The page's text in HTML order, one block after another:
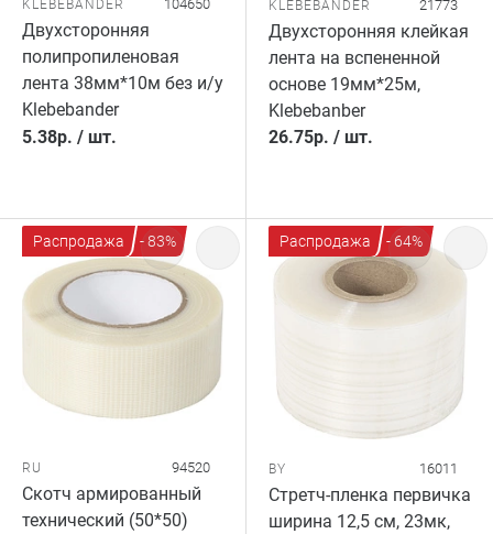
KLEBEBANDER 104650
Двухсторонняя
полипропиленовая
лента 38мм*10м без и/у
Klebebander
5.38р. / шт.
KLEBEBANDER 21773
Двухсторонняя клейкая
лента на вспененной
основе 19мм*25м,
Klebebanber
26.75р. / шт.
Распродажа - 83%
RU 94520
Скотч армированный
технический (50*50)
Распродажа - 64%
BY 16011
Стретч-пленка первичка
ширина 12,5 см, 23мк,